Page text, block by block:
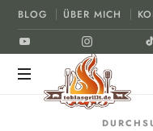
BLOG ÜBER MICH
tobiasgrillt.de